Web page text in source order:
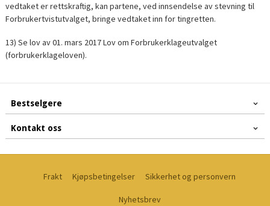
vedtaket er rettskraftig, kan partene, ved innsendelse av stevning til
Forbrukertvistutvalget, bringe vedtaket inn for tingretten.
13) Se lov av 01. mars 2017 Lov om Forbrukerklageutvalget
(forbrukerklageloven).
Bestselgere
Kontakt oss
Frakt Kjøpsbetingelser Sikkerhet og personvern
Nyhetsbrev